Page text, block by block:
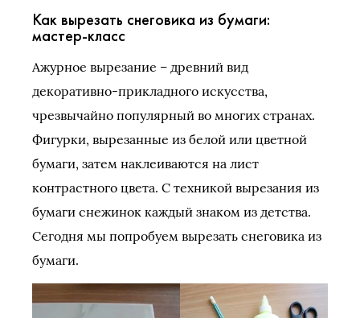
Как вырезать снеговика из бумаги:
мастер-класс
Ажурное вырезание – древний вид
декоративно-прикладного искусства,
чрезвычайно популярный во многих странах.
Фигурки, вырезанные из белой или цветной
бумаги, затем наклеиваются на лист
контрастного цвета. С техникой вырезания из
бумаги снежинок каждый знаком из детства.
Сегодня мы попробуем вырезать снеговика из
бумаги.